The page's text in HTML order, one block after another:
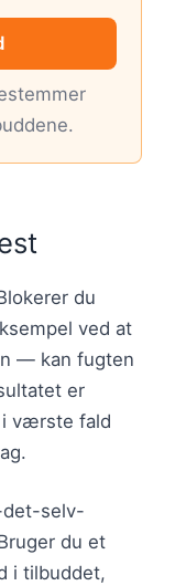
du
ved at
— kan fugten
er
i værste fald
det-selv-
du et
i tilbuddet,